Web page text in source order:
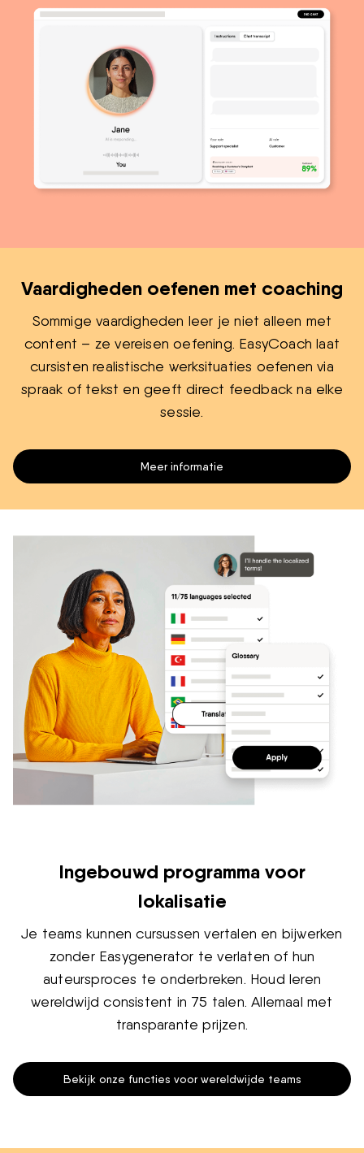
Vaardigheden oefenen met coaching
Sommige vaardigheden leer je niet alleen met
content – ze vereisen oefening. EasyCoach laat
cursisten realistische werksituaties oefenen via
spraak of tekst en geeft direct feedback na elke
sessie.
Meer informatie
Ingebouwd programma voor
lokalisatie
Je teams kunnen cursussen vertalen en bijwerken
zonder Easygenerator te verlaten of hun
auteursproces te onderbreken. Houd leren
wereldwijd consistent in 75 talen. Allemaal met
transparante prijzen.
Bekijk onze functies voor wereldwijde teams